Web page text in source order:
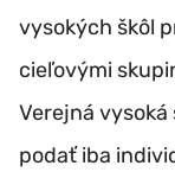
vysokých škôl
cieľovými
Verejná
podať iba